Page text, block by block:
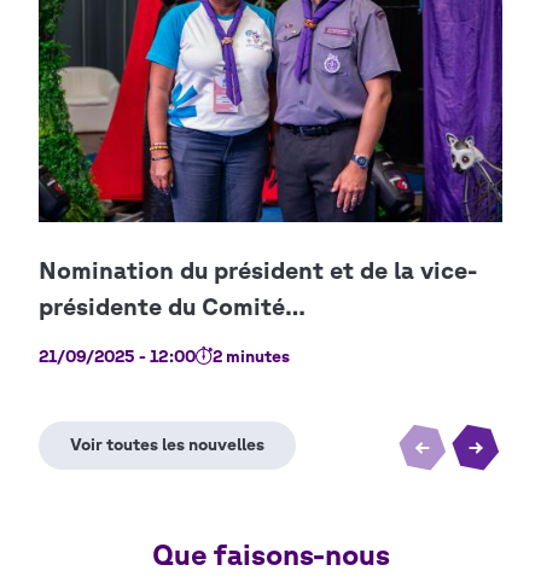
21/09/2025 - 12:00 2 minutes
Que faisons-nous